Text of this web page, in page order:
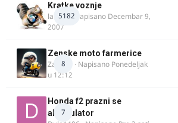
5182
Kratke voznje
lalajko· Napisano Decembar 9,
2007
8
Zenske moto farmerice
Zarkela · Napisano Ponedeljak
u 12:12
7
Honda f2 prazni se
akomulator